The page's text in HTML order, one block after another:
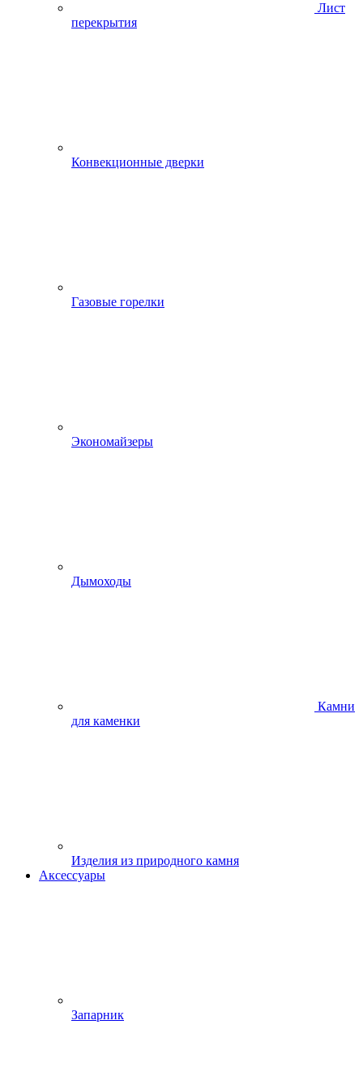
Лист
перекрытия
Конвекционные дверки
Газовые горелки
Экономайзеры
Дымоходы
Камни
для каменки
Изделия из природного камня
Аксессуары
Запарник